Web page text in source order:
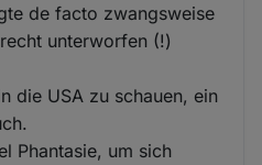
de facto zwangsweise
unterworfen (!)
die USA zu schauen, ein
Phantasie, um sich